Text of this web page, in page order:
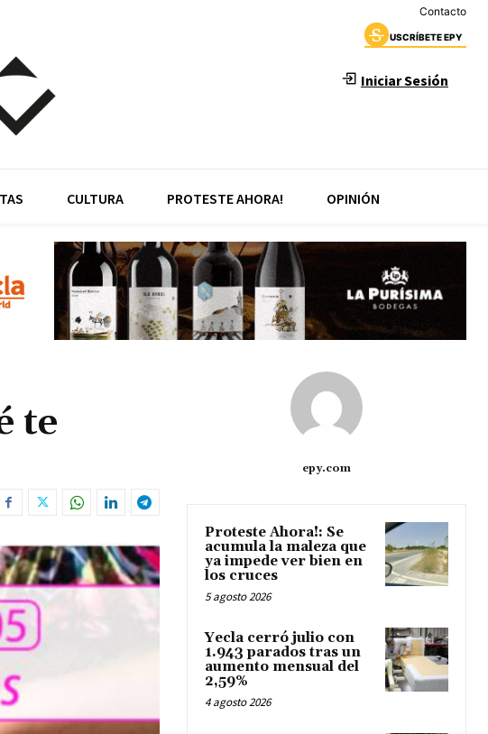
Contacto
USCRÍBETE EPY
Iniciar Sesión
CULTURA PROTESTE AHORA! OPINIÓN
te
epy.com
Proteste Ahora!: Se
acumula la maleza que
ya impede ver bien en
los cruces
5 agosto 2026
Yecla cerró julio con
1.943 parados tras un
aumento mensual del
2,59%
4 agosto 2026